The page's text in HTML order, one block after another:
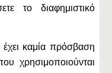
το διαφημιστικό
καμία πρόσβαση
χρησιμοποιούνται